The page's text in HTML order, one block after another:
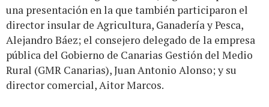
una presentación en la que también participaron el
director insular de Agricultura, Ganadería y Pesca,
Alejandro Báez; el consejero delegado de la empresa
pública del Gobierno de Canarias Gestión del Medio
Rural (GMR Canarias), Juan Antonio Alonso; y su
director comercial, Aitor Marcos.